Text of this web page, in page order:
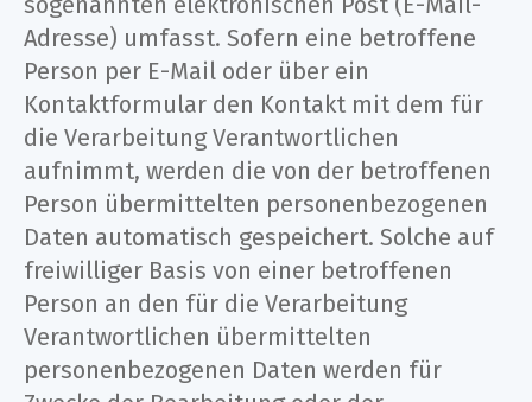
Adresse) umfasst. Sofern eine betroffene
Person per E-Mail oder über ein
Kontaktformular den Kontakt mit dem für
die Verarbeitung Verantwortlichen
aufnimmt, werden die von der betroffenen
Person übermittelten personenbezogenen
Daten automatisch gespeichert. Solche auf
freiwilliger Basis von einer betroffenen
Person an den für die Verarbeitung
Verantwortlichen übermittelten
personenbezogenen Daten werden für